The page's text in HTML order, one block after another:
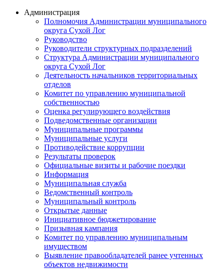
Администрация
Полномочия Администрации муниципального
округа Сухой Лог
Руководство
Руководители структурных подразделений
Структура Администрации муниципального
округа Сухой Лог
Деятельность начальников территориальных
отделов
Комитет по управлению муниципальной
собственностью
Оценка регулирующего воздействия
Подведомственные организации
Муниципальные программы
Муниципальные услуги
Противодействие коррупции
Результаты проверок
Официальные визиты и рабочие поездки
Информация
Муниципальная служба
Ведомственный контроль
Муниципальный контроль
Открытые данные
Инициативное бюджетирование
Призывная кампания
Комитет по управлению муниципальным
имуществом
Выявление правообладателей ранее учтенных
объектов недвижимости